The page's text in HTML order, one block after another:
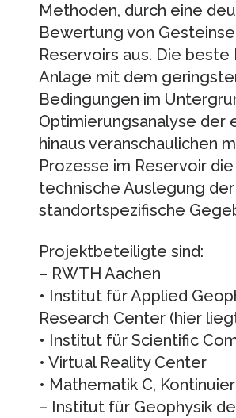
Methoden, durch eine
Bewertung von
Reservoirs aus. Die
Anlage mit dem
Bedingungen im
Optimierungsanalyse
hinaus veranschaulichen
Prozesse im Reservoir
technische Auslegung
standortspezifische
Projektbeteiligte sind:
– RWTH Aachen
• Institut für Applied
Research Center (hier
• Institut für Scientific
• Virtual Reality Center
• Mathematik C,
– Institut für Geophysik